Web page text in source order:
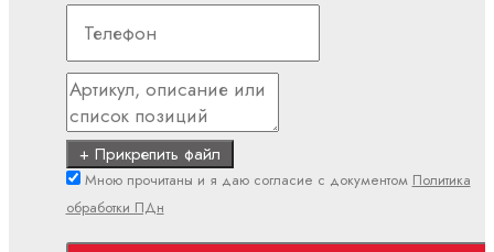
ctrlX
PLC
Показать
все
Встроенные
+ Прикрепить файл
Мною прочитаны и я даю согласие с документом Политика
обработки ПДн